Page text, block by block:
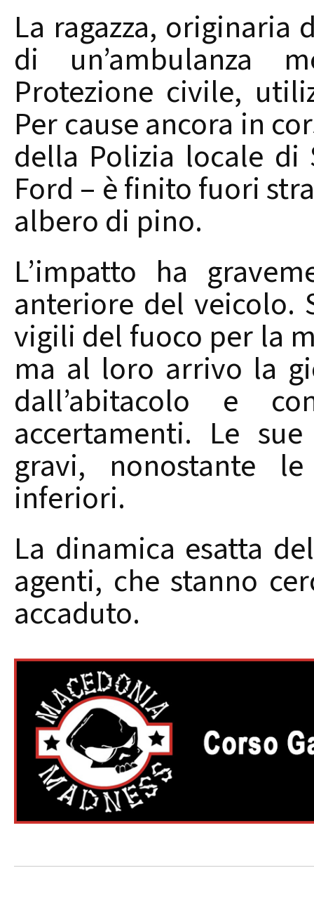
La ragazza, originaria
di un’ambulanza
Protezione civile,
Per cause ancora in
della Polizia locale di
Ford – è finito fuori
albero di pino.
L’impatto ha
anteriore del veicolo.
vigili del fuoco per la
ma al loro arrivo la
dall’abitacolo e
accertamenti. Le
gravi, nonostante
inferiori.
La dinamica esatta
agenti, che stanno
accaduto.